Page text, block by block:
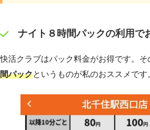
ナイト８時間パックの利用で
快活クラブはパック料金がお得です。そ
間パックというものが私のおススメです